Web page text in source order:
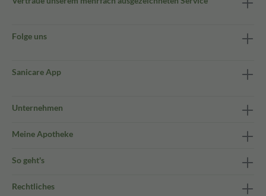
Folge uns
Sanicare App
Unternehmen
Meine Apotheke
So geht's
Rechtliches